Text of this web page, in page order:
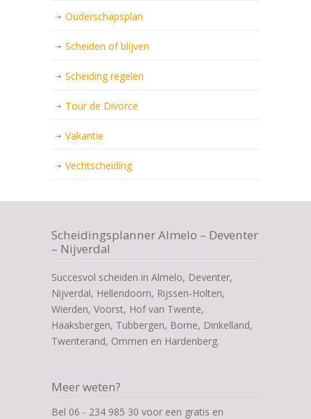
Ouderschapsplan
Scheiden of blijven
Scheiding regelen
Tour de Divorce
Vakantie
Vechtscheiding
Scheidingsplanner Almelo – Deventer
– Nijverdal
Succesvol scheiden in Almelo, Deventer,
Nijverdal, Hellendoorn, Rijssen-Holten,
Wierden, Voorst, Hof van Twente,
Haaksbergen, Tubbergen, Borne, Dinkelland,
Twenterand, Ommen en Hardenberg.
Meer weten?
Bel 06 - 234 985 30 voor een gratis en